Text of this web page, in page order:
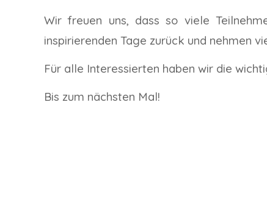
Wir freuen uns, dass so viele
inspirierenden Tage zurück und nehmen
Für alle Interessierten haben wir die
Bis zum nächsten Mal!